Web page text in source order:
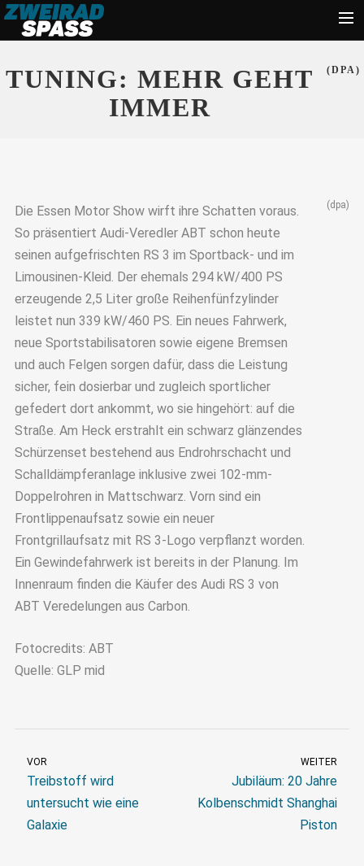
Suche
TUNING: MEHR GEHT
IMMER
(DPA)
Die Essen Motor Show wirft ihre Schatten voraus.
So präsentiert Audi-Veredler ABT schon heute
seinen aufgefrischten RS 3 im Sportback- und im
Limousinen-Kleid. Der ehemals 294 kW/400 PS
erzeugende 2,5 Liter große Reihenfünfzylinder
leistet nun 339 kW/460 PS. Ein neues Fahrwerk,
neue Sportstabilisatoren sowie eigene Bremsen
und auch Felgen sorgen dafür, dass die Leistung
sicher, fein dosierbar und zugleich sportlicher
gefedert dort ankommt, wo sie hingehört: auf die
Straße. Am Heck erstrahlt ein schwarz glänzendes
Schürzenset bestehend aus Endrohrschacht und
Schalldämpferanlage inklusive zwei 102-mm-
Doppelrohren in Mattschwarz. Vorn sind ein
Frontlippenaufsatz sowie ein neuer
Frontgrillaufsatz mit RS 3-Logo verpflanzt worden.
Ein Gewindefahrwerk ist bereits in der Planung. Im
Innenraum finden die Käufer des Audi RS 3 von
ABT Veredelungen aus Carbon.
Fotocredits: ABT
Quelle: GLP mid
(dpa)
VOR
Treibstoff wird
untersucht wie eine
Galaxie
WEITER
Jubiläum: 20 Jahre
Kolbenschmidt Shanghai
Piston